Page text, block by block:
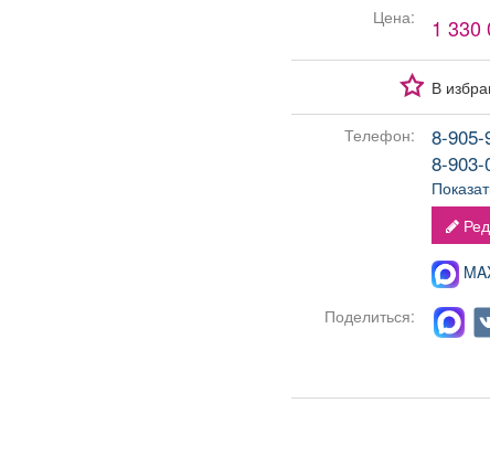
Цена:
1 330
В
Телефон:
8-
8-
Поделиться: